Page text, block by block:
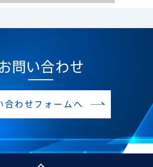
場合、適切な処理ができない場合が
るご本人の個人情報の利用目的の通
を求めることができます。また、そ
情報があった場合には、訂正、追加
訂正、追加または削除、利用または
問い合わせ
合わせフォームへ